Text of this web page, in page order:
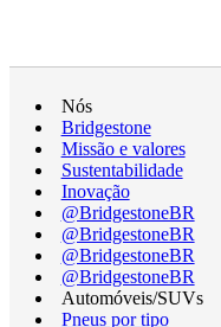
Nós
Bridgestone
Missão e valores
Sustentabilidade
Inovação
@BridgestoneBR
@BridgestoneBR
@BridgestoneBR
@BridgestoneBR
Automóveis/SUVs
Pneus por tipo